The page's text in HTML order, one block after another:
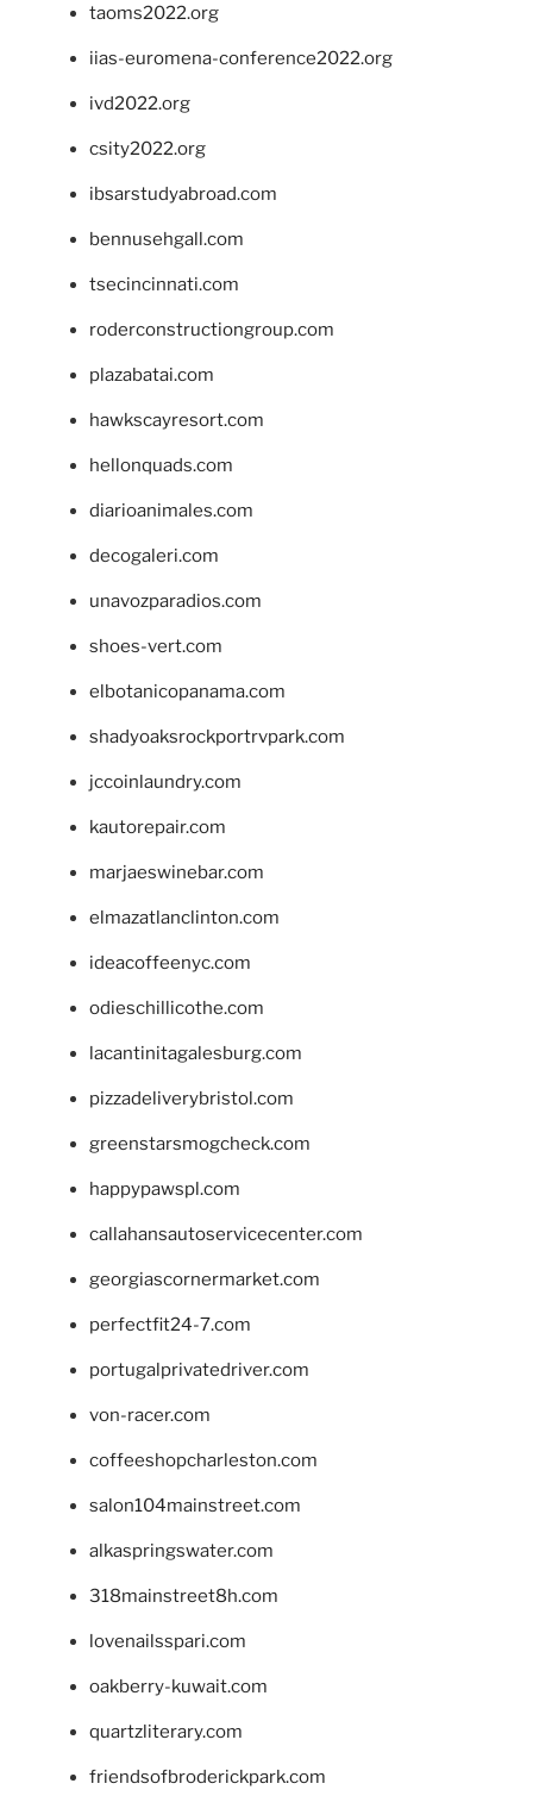
taoms2022.org
iias-euromena-conference2022.org
ivd2022.org
csity2022.org
ibsarstudyabroad.com
bennusehgall.com
tsecincinnati.com
roderconstructiongroup.com
plazabatai.com
hawkscayresort.com
hellonquads.com
diarioanimales.com
decogaleri.com
unavozparadios.com
shoes-vert.com
elbotanicopanama.com
shadyoaksrockportrvpark.com
jccoinlaundry.com
kautorepair.com
marjaeswinebar.com
elmazatlanclinton.com
ideacoffeenyc.com
odieschillicothe.com
lacantinitagalesburg.com
pizzadeliverybristol.com
greenstarsmogcheck.com
happypawspl.com
callahansautoservicecenter.com
georgiascornermarket.com
perfectfit24-7.com
portugalprivatedriver.com
von-racer.com
coffeeshopcharleston.com
salon104mainstreet.com
alkaspringswater.com
318mainstreet8h.com
lovenailsspari.com
oakberry-kuwait.com
quartzliterary.com
friendsofbroderickpark.com